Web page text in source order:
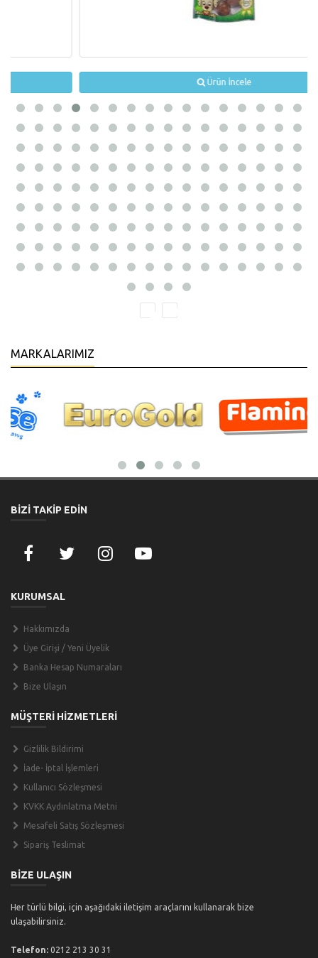
MARKALARIMIZ
BİZİ TAKİP EDİN
KURUMSAL
Hakkımızda
Üye Girişi / Yeni Üyelik
Banka Hesap Numaraları
Bize Ulaşın
MÜŞTERİ HİZMETLERİ
Gizlilik Bildirimi
İade- İptal İşlemleri
Kullanıcı Sözleşmesi
KVKK Aydınlatma Metni
Mesafeli Satış Sözleşmesi
Sipariş Teslimat
BİZE ULAŞIN
Her türlü bilgi, için aşağıdaki iletişim araçlarını kullanarak bize
ulaşabilirsiniz.
Telefon: 0212 213 30 31